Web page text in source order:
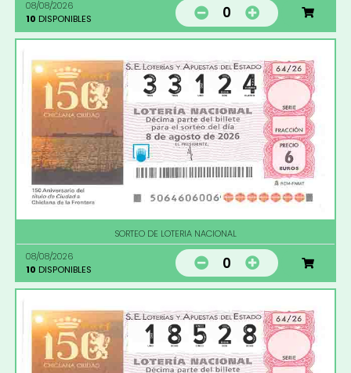
08/08/2026
10 DISPONIBLES 0
SORTEO DE LOTERIA NACIONAL
08/08/2026
10 DISPONIBLES 0